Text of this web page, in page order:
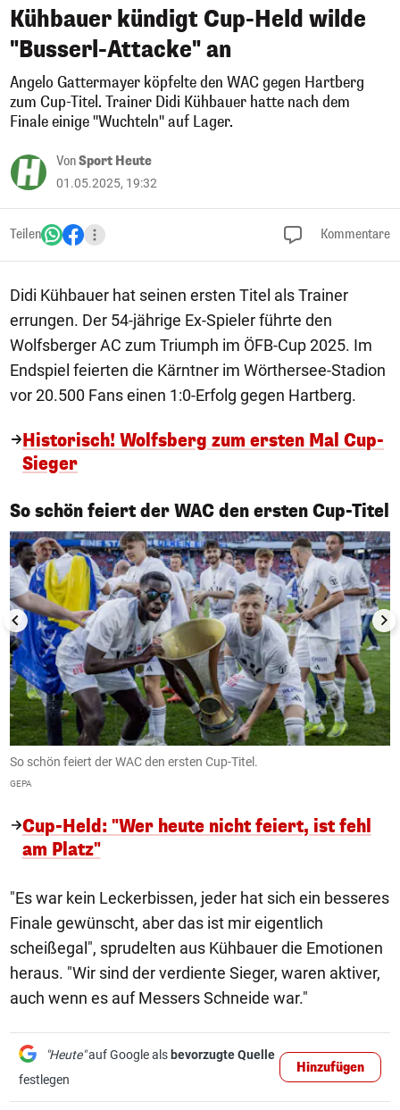
Kühbauer kündigt Cup-Held wilde
"Busserl-Attacke" an
Angelo Gattermayer köpfelte den WAC gegen Hartberg
zum Cup-Titel. Trainer Didi Kühbauer hatte nach dem
Finale einige "Wuchteln" auf Lager.
VonSport Heute
01.05.2025, 19:32
Teilen Kommentare
Didi Kühbauer hat seinen ersten Titel als Trainer
errungen. Der 54-jährige Ex-Spieler führte den
Wolfsberger AC zum Triumph im ÖFB-Cup 2025. Im
Endspiel feierten die Kärntner im Wörthersee-Stadion
vor 20.500 Fans einen 1:0-Erfolg gegen Hartberg.
Historisch! Wolfsberg zum ersten Mal Cup-
Sieger
So schön feiert der WAC den ersten Cup-Titel
1/15
So schön feiert der WAC den ersten Cup-Titel.
GEPA
Cup-Held: "Wer heute nicht feiert, ist fehl
am Platz"
"Es war kein Leckerbissen, jeder hat sich ein besseres
Finale gewünscht, aber das ist mir eigentlich
scheißegal", sprudelten aus Kühbauer die Emotionen
heraus. "Wir sind der verdiente Sieger, waren aktiver,
auch wenn es auf Messers Schneide war."
"Heute"auf Google als bevorzugte Quelle
festlegen
Hinzufügen